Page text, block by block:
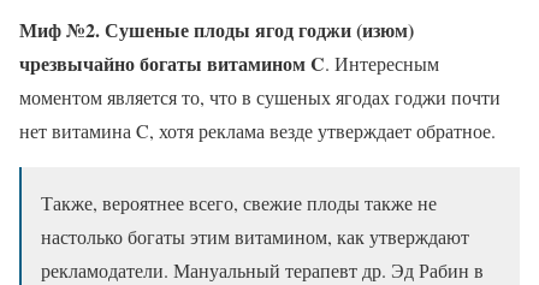
Миф №2. Сушеные плоды ягод годжи (изюм)
чрезвычайно богаты витамином C. Интересным
моментом является то, что в сушеных ягодах годжи почти
нет витамина C, хотя реклама везде утверждает обратное.
Также, вероятнее всего, свежие плоды также не
настолько богаты этим витамином, как утверждают
рекламодатели. Мануальный терапевт др. Эд Рабин в